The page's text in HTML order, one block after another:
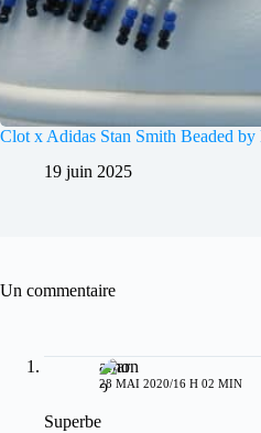
Clot x Adidas Stan Smith Beaded by
19 juin 2025
Un commentaire
arno
28 MAI 2020/16 H 02 MIN
Superbe